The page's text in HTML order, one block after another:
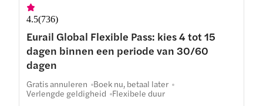
4.5(736)
Eurail Global Flexible Pass: kies 4 tot 15
dagen binnen een periode van 30/60
dagen
Gratis annuleren Boek nu, betaal later
Verlengde geldigheid Flexibele duur